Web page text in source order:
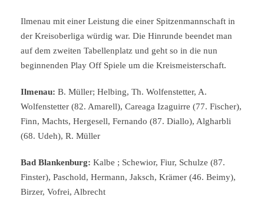
Ilmenau mit einer Leistung die einer Spitzenmannschaft in
der Kreisoberliga würdig war. Die Hinrunde beendet man
auf dem zweiten Tabellenplatz und geht so in die nun
beginnenden Play Off Spiele um die Kreismeisterschaft.
Ilmenau: B. Müller; Helbing, Th. Wolfenstetter, A.
Wolfenstetter (82. Amarell), Careaga Izaguirre (77. Fischer),
Finn, Machts, Hergesell, Fernando (87. Diallo), Algharbli
(68. Udeh), R. Müller
Bad Blankenburg: Kalbe ; Schewior, Fiur, Schulze (87.
Finster), Paschold, Hermann, Jaksch, Krämer (46. Beimy),
Birzer, Vofrei, Albrecht